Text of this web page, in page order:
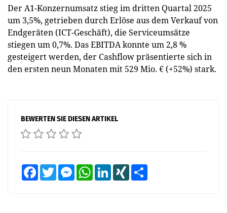
Der A1-Konzernumsatz stieg im dritten Quartal 2025
um 3,5%, getrieben durch Erlöse aus dem Verkauf von
Endgeräten (ICT-Geschäft), die Serviceumsätze
stiegen um 0,7%. Das EBITDA konnte um 2,8 %
gesteigert werden, der Cashflow präsentierte sich in
den ersten neun Monaten mit 529 Mio. € (+52%) stark.
BEWERTEN SIE DIESEN ARTIKEL
FacebookTwitter MessengerWhatsAppLinkedInXING